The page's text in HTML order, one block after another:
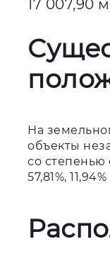
17 007,90
На
объекты
со степенью
57,81%, 11,94%